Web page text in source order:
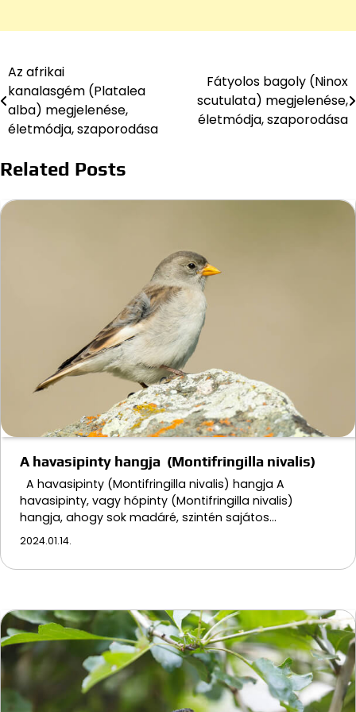
Bejegyzés
navigáció
Az afrikai
kanalasgém (Platalea
alba) megjelenése,
életmódja, szaporodása
Fátyolos bagoly (Ninox
scutulata) megjelenése,
életmódja, szaporodása
Related Posts
A havasipinty hangja (Montifringilla nivalis)
A havasipinty (Montifringilla nivalis) hangja A
havasipinty, vagy hópinty (Montifringilla nivalis)
hangja, ahogy sok madáré, szintén sajátos…
2024.01.14.